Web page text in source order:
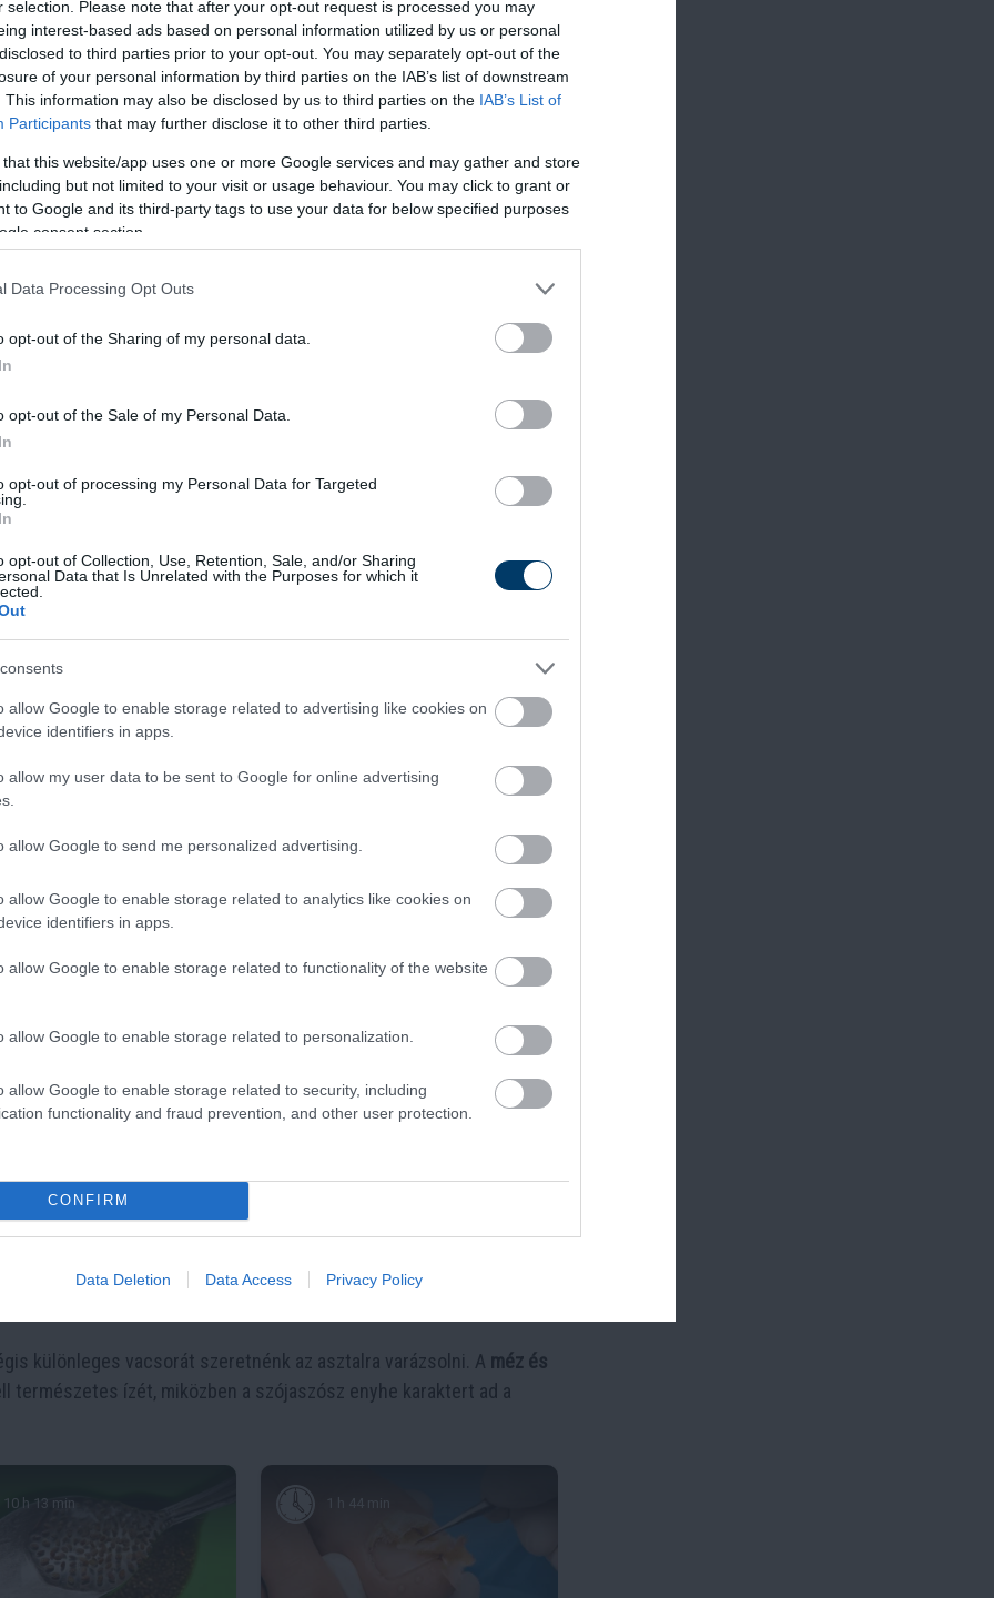
selection. Please note that after your opt-out request is processed you may
interest-based ads based on personal information utilized by us or personal
to third parties prior to your opt-out. You may separately opt-out of the
of your personal information by third parties on the IAB’s list of downstream
This information may also be disclosed by us to third parties on the IAB’s List of
Participants that may further disclose it to other third parties.
that this website/app uses one or more Google services and may gather and store
but not limited to your visit or usage behaviour. You may click to grant or
to Google and its third-party tags to use your data for below specified purposes
consent section.
Data Processing Opt Outs
opt-out of the Sharing of my personal data.
opt-out of the Sale of my Personal Data.
opt-out of processing my Personal Data for Targeted
opt-out of Collection, Use, Retention, Sale, and/or Sharing
Data that Is Unrelated with the Purposes for which it
allow Google to enable storage related to advertising like cookies on
identifiers in apps.
allow my user data to be sent to Google for online advertising
allow Google to send me personalized advertising.
allow Google to enable storage related to analytics like cookies on
identifiers in apps.
allow Google to enable storage related to functionality of the website
allow Google to enable storage related to personalization.
allow Google to enable storage related to security, including
functionality and fraud prevention, and other user protection.
CONFIRM
Data Deletion Data Access Privacy Policy
lángon süssük a lisztbe forgatott csirkemelleket oldalanként 4-5
rá a korábban kikevert mézes-citromos szószt. Hagyjuk, hogy a
Ez további 2-3 percet vesz igénybe.
fogást kapunk. Egy kevés frissen őrölt borssal megszórva még
különleges vacsorát szeretnénk az asztalra varázsolni. A méz és
természetes ízét, miközben a szójaszósz enyhe karaktert ad a
10 h 13 min 1 h 44 min